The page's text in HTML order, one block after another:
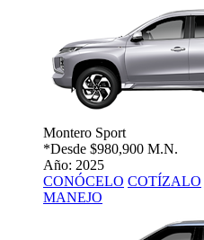
Montero Sport
*Desde $980,900 M.N.
Año: 2025
CONÓCELO COTÍZALO
MANEJO